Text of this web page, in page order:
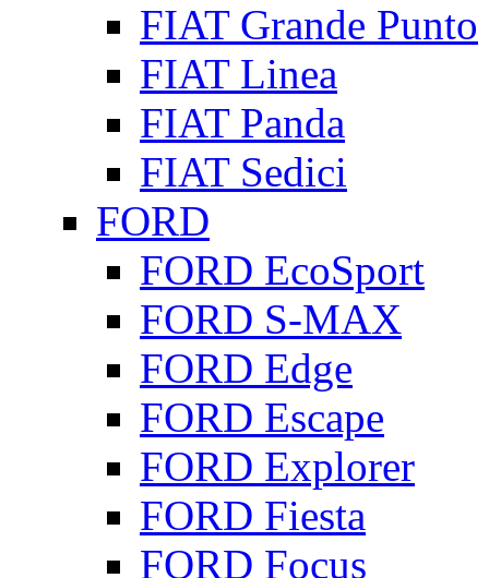
FIAT Grande Punto
FIAT Linea
FIAT Panda
FIAT Sedici
FORD
FORD EcoSport
FORD S-MAX
FORD Edge
FORD Escape
FORD Explorer
FORD Fiesta
FORD Focus